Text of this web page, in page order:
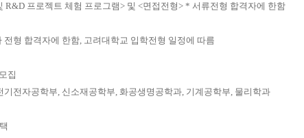
R&D 프로젝트 체험 프로그램> 및 <면접전형> * 서류전형 합격자에 한함
전형 합격자에 한함, 고려대학교 입학전형 일정에 따름
집
기전자공학부 신소재공학부 화공생명공학과, 기계공학부 물리학과